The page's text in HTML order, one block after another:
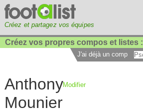
Créez et partagez vos équipes
Créez vos propres compos et listes :
J'ai déjà un compte :
Anthony
Mounier
Modifier